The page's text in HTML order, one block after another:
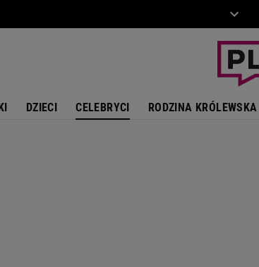
DZIECI CELEBRYCI RODZINA KRÓLEWSKA